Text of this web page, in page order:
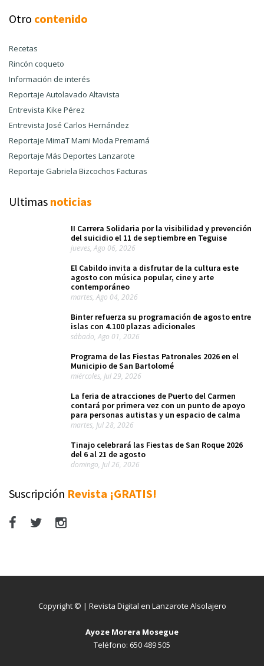
Otro contenido
Recetas
Rincón coqueto
Información de interés
Reportaje Autolavado Altavista
Entrevista Kike Pérez
Entrevista José Carlos Hernández
Reportaje MimaT Mami Moda Premamá
Reportaje Más Deportes Lanzarote
Reportaje Gabriela Bizcochos Facturas
Ultimas noticias
II Carrera Solidaria por la visibilidad y prevención
del suicidio el 11 de septiembre en Teguise
jueves, Ago 06, 2026
El Cabildo invita a disfrutar de la cultura este
agosto con música popular, cine y arte
contemporáneo
martes, Ago 04, 2026
Binter refuerza su programación de agosto entre
islas con 4.100 plazas adicionales
sábado, Ago 01, 2026
Programa de las Fiestas Patronales 2026 en el
Municipio de San Bartolomé
miércoles, Jul 29, 2026
La feria de atracciones de Puerto del Carmen
contará por primera vez con un punto de apoyo
para personas autistas y un espacio de calma
martes, Jul 28, 2026
Tinajo celebrará las Fiestas de San Roque 2026
del 6 al 21 de agosto
domingo, Jul 26, 2026
Suscripción Revista ¡GRATIS!
Copyright © | Revista Digital en Lanzarote Alsolajero
Ayoze Morera Mosegue
Teléfono: 650 489 505